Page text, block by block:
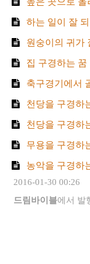
하는 일이 잘
원숭이의 귀가
집 구경하는 꿈
축구경기에서
천당을 구경하
천당을 구경하
무용을 구경하
농악을 구경하
2016-01-30 00:26
드림바이블에서 발